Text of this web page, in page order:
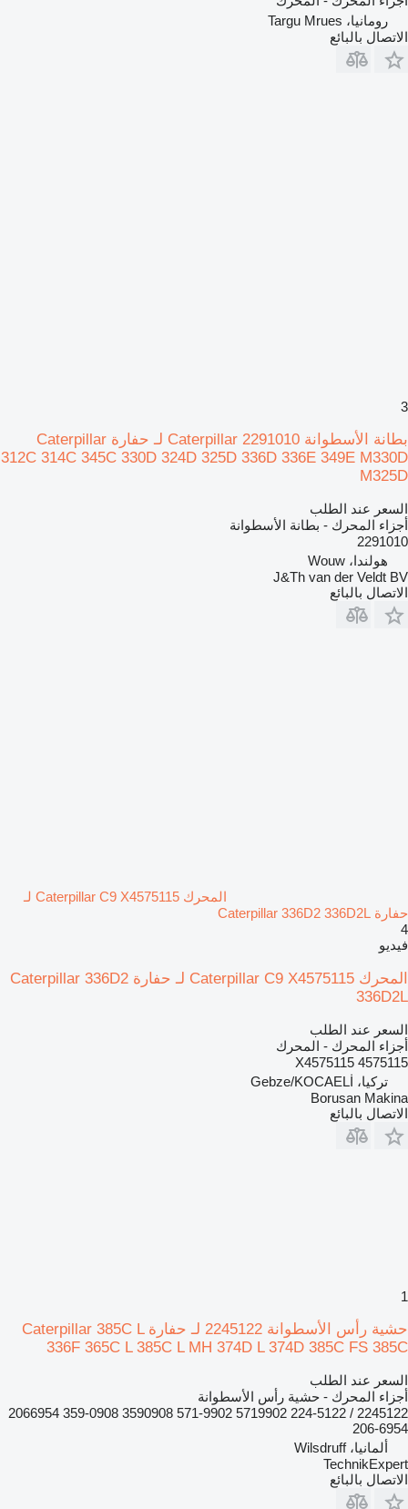
رومانيا، Targu Mrues
الاتصال بالبائع
3
بطانة الأسطوانة Caterpillar 2291010 لـ حفارة Caterpillar
312C 314C 345C 330D 324D 325D 336D 336E 349E M330D
M325D
السعر عند الطلب
أجزاء المحرك - بطانة الأسطوانة
2291010
هولندا، Wouw
J&Th van der Veldt BV
الاتصال بالبائع
المحرك Caterpillar C9 X4575115 لـ
حفارة Caterpillar 336D2 336D2L
4
فيديو
المحرك Caterpillar C9 X4575115 لـ حفارة Caterpillar 336D2
336D2L
السعر عند الطلب
أجزاء المحرك - المحرك
X4575115 4575115
تركيا، Gebze/KOCAELİ
Borusan Makina
الاتصال بالبائع
1
حشية رأس الأسطوانة 2245122 لـ حفارة Caterpillar 385C L
336F 365C L 385C L MH 374D L 374D 385C FS 385C
السعر عند الطلب
أجزاء المحرك - حشية رأس الأسطوانة
2245122 / 224-5122 5719902 571-9902 3590908 359-0908 2066954
206-6954
ألمانيا، Wilsdruff
TechnikExpert
الاتصال بالبائع